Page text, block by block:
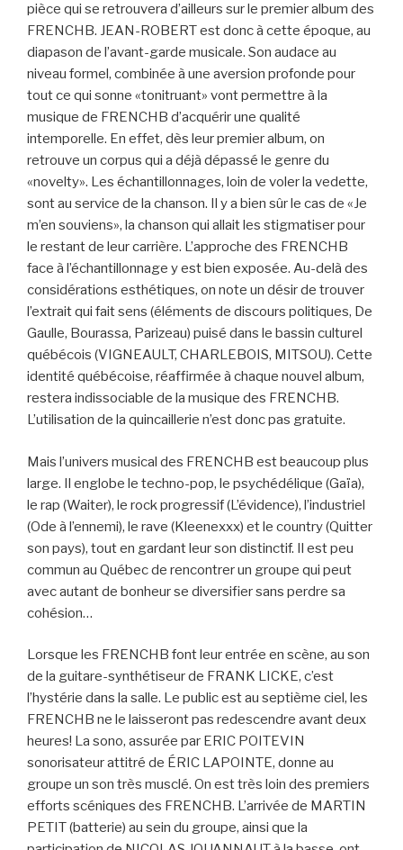
pièce qui se retrouvera d’ailleurs sur le premier album des
FRENCHB. JEAN-ROBERT est donc à cette époque, au
diapason de l’avant-garde musicale. Son audace au
niveau formel, combinée à une aversion profonde pour
tout ce qui sonne «tonitruant» vont permettre à la
musique de FRENCHB d’acquérir une qualité
intemporelle. En effet, dès leur premier album, on
retrouve un corpus qui a déjà dépassé le genre du
«novelty». Les échantillonnages, loin de voler la vedette,
sont au service de la chanson. Il y a bien sûr le cas de «Je
m’en souviens», la chanson qui allait les stigmatiser pour
le restant de leur carrière. L’approche des FRENCHB
face à l’échantillonnage y est bien exposée. Au-delà des
considérations esthétiques, on note un désir de trouver
l’extrait qui fait sens (éléments de discours politiques, De
Gaulle, Bourassa, Parizeau) puisé dans le bassin culturel
québécois (VIGNEAULT, CHARLEBOIS, MITSOU). Cette
identité québécoise, réaffirmée à chaque nouvel album,
restera indissociable de la musique des FRENCHB.
L’utilisation de la quincaillerie n’est donc pas gratuite.
Mais l’univers musical des FRENCHB est beaucoup plus
large. Il englobe le techno-pop, le psychédélique (Gaïa),
le rap (Waiter), le rock progressif (L’évidence), l’industriel
(Ode à l’ennemi), le rave (Kleenexxx) et le country (Quitter
son pays), tout en gardant leur son distinctif. Il est peu
commun au Québec de rencontrer un groupe qui peut
avec autant de bonheur se diversifier sans perdre sa
cohésion…
Lorsque les FRENCHB font leur entrée en scène, au son
de la guitare-synthétiseur de FRANK LICKE, c’est
l’hystérie dans la salle. Le public est au septième ciel, les
FRENCHB ne le laisseront pas redescendre avant deux
heures! La sono, assurée par ERIC POITEVIN
sonorisateur attitré de ÉRIC LAPOINTE, donne au
groupe un son très musclé. On est très loin des premiers
efforts scéniques des FRENCHB. L’arrivée de MARTIN
PETIT (batterie) au sein du groupe, ainsi que la